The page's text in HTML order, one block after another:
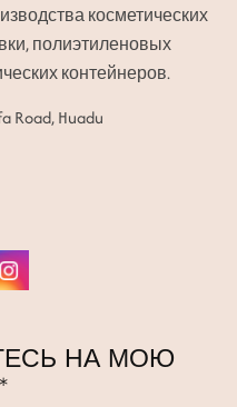
косметических
полиэтиленовых
контейнеров.
Road, Huadu
НА МОЮ